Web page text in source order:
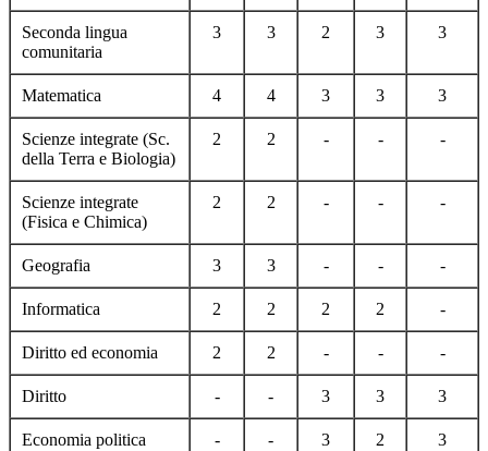
Seconda lingua
comunitaria
3 3 2 3 3
Matematica 4 4 3 3 3
Scienze integrate (Sc.
della Terra e Biologia)
2 2 - - -
Scienze integrate
(Fisica e Chimica)
2 2 - - -
Geografia 3 3 - - -
Informatica 2 2 2 2 -
Diritto ed economia 2 2 - - -
Diritto - - 3 3 3
Economia politica - - 3 2 3